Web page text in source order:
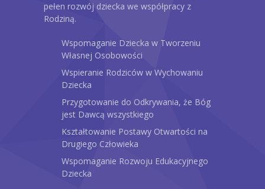
pełen rozwój dziecka we współpracy z
Rodziną.
Wspomaganie Dziecka w Tworzeniu
Własnej Osobowości
Wspieranie Rodziców w Wychowaniu
Dziecka
Przygotowanie do Odkrywania, że Bóg
jest Dawcą wszystkiego
Kształtowanie Postawy Otwartości na
Drugiego Człowieka
Wspomaganie Rozwoju Edukacyjnego
Dziecka